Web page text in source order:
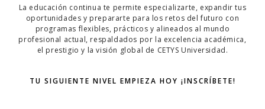
La educación continua te permite especializarte, expandir tus
oportunidades y prepararte para los retos del futuro con
programas flexibles, prácticos y alineados al mundo
profesional actual, respaldados por la excelencia académica,
el prestigio y la visión global de CETYS Universidad.
TU SIGUIENTE NIVEL EMPIEZA HOY ¡INSCRÍBETE!